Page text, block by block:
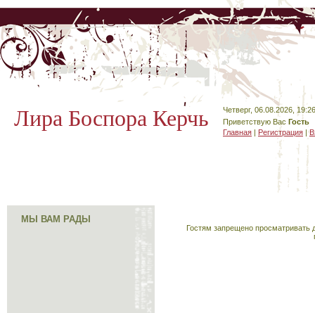
Лира Боспора Керчь
Четверг, 06.08.2026, 19:26
Приветствую Вас Гость
Главная | Регистрация |
МЫ ВАМ РАДЫ
Гостям запрещено просматривать